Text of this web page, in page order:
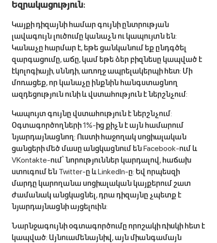
Եզրակացություն:
Կայքի դիզայնի համար գույնի ընտրության
լավագույն լուծումը կանաչն ու կապույտն են:
Կանաչը հարմար է, եթե ցանկանում եք ընդգծել
զարգացումը, աճը, կամ եթե ձեր բիզնեսը կապված է
էկոլոգիայի, սննդի, առողջ ապրելակերպի հետ: Մի
մոռացեք, որ կանաչը ինքնին հանգստացնող
ազդեցություն ունի և վստահություն է ներշնչում:
Կապույտ գույնը վստահություն է ներշնչում:
Օգտագործողների 1%-ից քիչն է այն համարում
նյարդայնացնող: Ուստի հաջողակ սոցիալական
ցանցերի մեծ մասը անցկացնում են Facebook-ում և
VKontakte-ում՝ նորություններ կարդալով, հաճախ
ստուգում են Twitter-ը և LinkedIn-ը: Եվ որպեսզի
մարդը կարողանա սոցիալական կայքերում շատ
ժամանակ անցկացնել, դրա դիզայնը չպետք է
նյարդայնացնի այցելուին:
Նարնջագույնի օգտագործումը որոշակի ռիսկի հետ է
կապված: Այնուամենայնիվ, այն միանգամայն